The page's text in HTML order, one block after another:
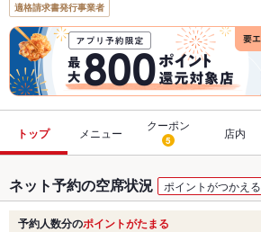
適格請求書発行事業者
トップ メニュー
クーポン
5 店内
ネット予約の空席状況 ポイントがつかえる
予約人数分のポイントがたまる